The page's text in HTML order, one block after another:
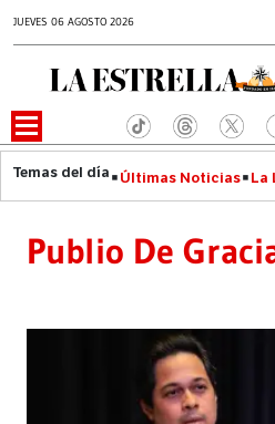
JUEVES 06 AGOSTO 2026
Últimas Noticias La
Publio De